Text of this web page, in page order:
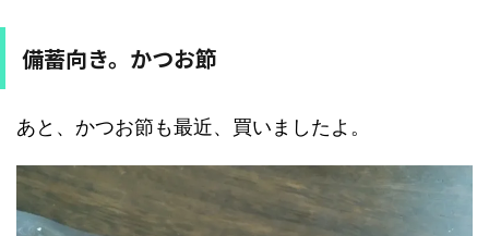
備蓄向き。かつお節
あと、かつお節も最近、買いましたよ。